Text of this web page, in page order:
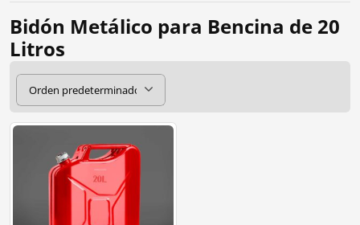
Bidón Metálico para Bencina de 20
Litros